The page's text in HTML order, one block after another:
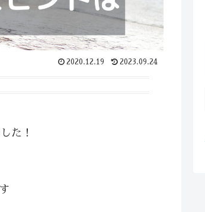
2020.12.19 2023.09.24
た！